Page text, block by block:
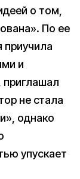
о том,
По ее
приучила
и
приглашал
не стала
однако
упускает